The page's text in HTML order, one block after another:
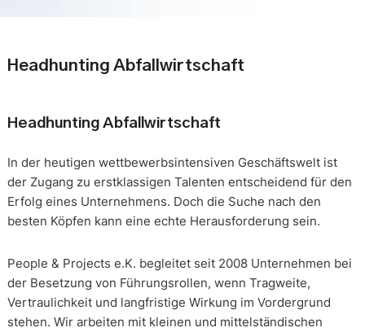
Headhunting Abfallwirtschaft
Headhunting Abfallwirtschaft
In der heutigen wettbewerbsintensiven Geschäftswelt ist
der Zugang zu erstklassigen Talenten entscheidend für den
Erfolg eines Unternehmens. Doch die Suche nach den
besten Köpfen kann eine echte Herausforderung sein.
People & Projects e.K. begleitet seit 2008 Unternehmen bei
der Besetzung von Führungsrollen, wenn Tragweite,
Vertraulichkeit und langfristige Wirkung im Vordergrund
stehen. Wir arbeiten mit kleinen und mittelständischen